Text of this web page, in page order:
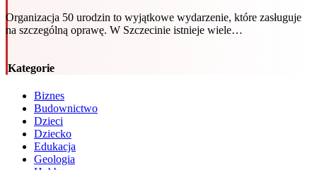
Organizacja 50 urodzin to wyjątkowe wydarzenie, które zasługuje
na szczególną oprawę. W Szczecinie istnieje wiele…
Kategorie
Biznes
Budownictwo
Dzieci
Dziecko
Edukacja
Geologia